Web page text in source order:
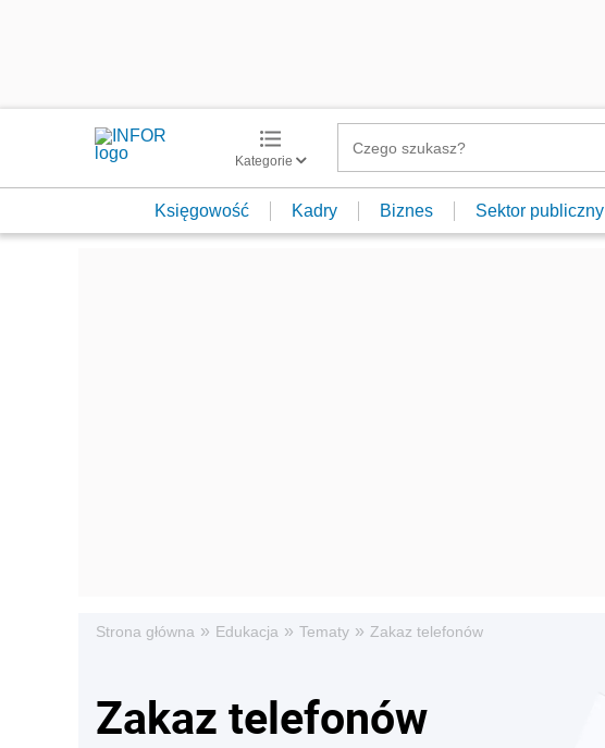
Kategorie
Księgowość Kadry Biznes Sektor publiczny
Strona główna » Edukacja » Tematy » Zakaz telefonów
Zakaz telefonów